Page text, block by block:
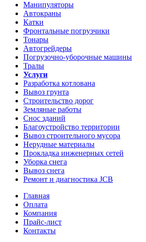
Манипуляторы
Автокраны
Катки
Фронтальные погрузчики
Тонары
Автогрейдеры
Погрузочно-уборочные машины
Тралы
Услуги
Разработка котлована
Вывоз грунта
Строительство дорог
Земляные работы
Снос зданий
Благоустройство территории
Вывоз строительного мусора
Нерудные материалы
Прокладка инженерных сетей
Уборка снега
Вывоз снега
Ремонт и диагностика JCB
Главная
Оплата
Компания
Прайс-лист
Контакты